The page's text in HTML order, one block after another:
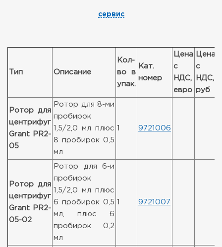
сервис
Тип Описание
Кол-
во в
упак.
Кат.
номер
Цена
с
НДС,
евро
Цена
с
НДС,
руб
Ротор для
центрифуг
Grant PR2-
05
Ротор для 8-ми
пробирок
1,5/2,0 мл плюс
8 пробирок 0,5
мл
1 9721006
Ротор для
центрифуг
Grant PR2-
05-02
Ротор для 6-и
пробирок
1,5/2,0 мл плюс
6 пробирок 0,5
мл, плюс 6
пробирок 0,2
мл
1 9721007